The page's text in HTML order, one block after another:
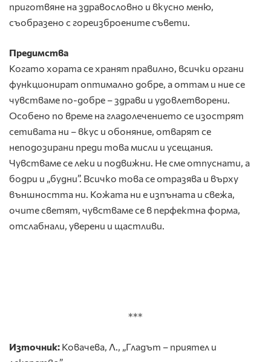
приготвяне на здравословно и вкусно меню,
съобразено с гореизброените съвети.
Предимства
Когато хората се хранят правилно, всички органи
функционират оптимално добре, а оттам и ние се
чувстваме по-добре – здрави и удовлетворени.
Особено по време на гладолечението се изострят
сетивата ни – вкус и обоняние, отварят се
неподозирани преди това мисли и усещания.
Чувстваме се леки и подвижни. Не сме отпуснати, а
бодри и „будни”. Всичко това се отразява и върху
външността ни. Кожата ни е изпъната и свежа,
очите светят, чувстваме се в перфектна форма,
отслабнали, уверени и щастливи.
***
Източник: Ковачева, Л., „Гладът – приятел и